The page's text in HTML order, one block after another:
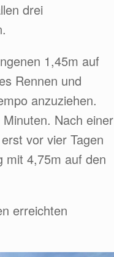
drei
1,45m auf
Rennen und
anzuziehen.
Nach einer
vor vier Tagen
mit 4,75m auf den
erreichten